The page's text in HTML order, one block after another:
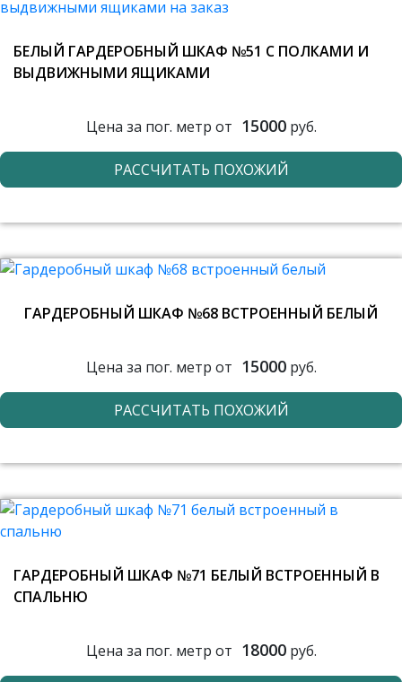
БЕЛЫЙ ГАРДЕРОБНЫЙ ШКАФ №51 С ПОЛКАМИ И
ВЫДВИЖНЫМИ ЯЩИКАМИ
Цена за пог. метр от 15000руб.
РАССЧИТАТЬ ПОХОЖИЙ
ГАРДЕРОБНЫЙ ШКАФ №68 ВСТРОЕННЫЙ БЕЛЫЙ
Цена за пог. метр от 15000руб.
РАССЧИТАТЬ ПОХОЖИЙ
ГАРДЕРОБНЫЙ ШКАФ №71 БЕЛЫЙ ВСТРОЕННЫЙ В
СПАЛЬНЮ
Цена за пог. метр от 18000руб.